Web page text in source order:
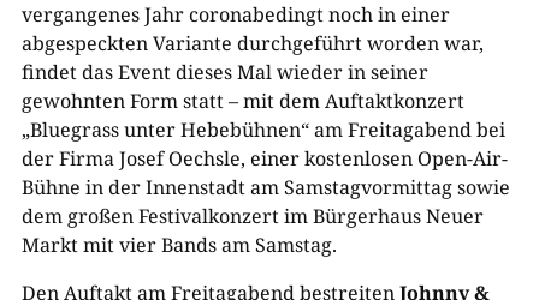
vergangenes Jahr coronabedingt noch in einer
abgespeckten Variante durchgeführt worden war,
findet das Event dieses Mal wieder in seiner
gewohnten Form statt – mit dem Auftaktkonzert
„Bluegrass unter Hebebühnen“ am Freitagabend bei
der Firma Josef Oechsle, einer kostenlosen Open-Air-
Bühne in der Innenstadt am Samstagvormittag sowie
dem großen Festivalkonzert im Bürgerhaus Neuer
Markt mit vier Bands am Samstag.
Den Auftakt am Freitagabend bestreitenJohnny &